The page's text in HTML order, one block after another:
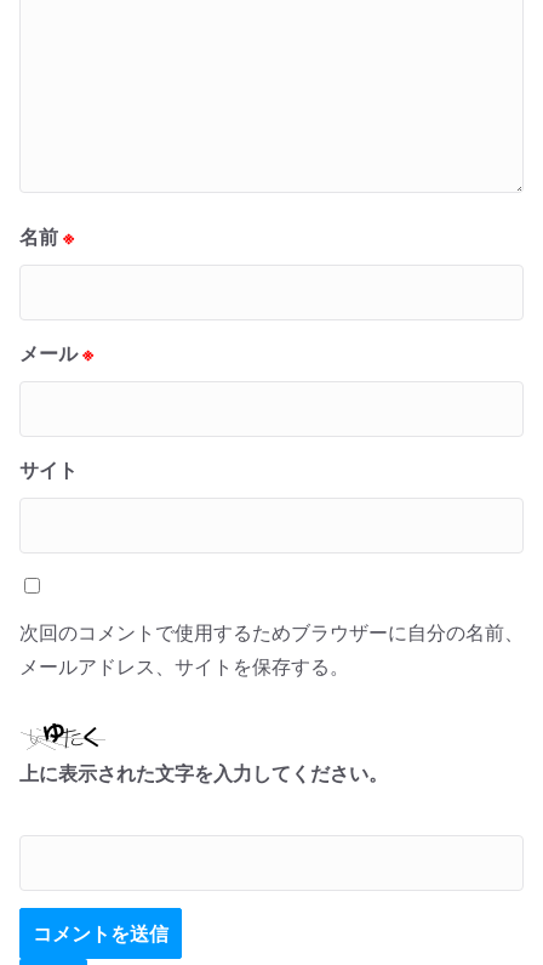
名前 ※
メール※
サイト
次回のコメントで使用するためブラウザーに自分の名前、
メールアドレス、サイトを保存する。
上に表示された文字を入力してください。